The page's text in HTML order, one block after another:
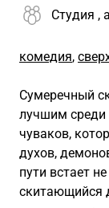
Студия ,
комедия,
Сумеречный
лучшим среди
чуваков,
духов,
пути встает
скитающийся